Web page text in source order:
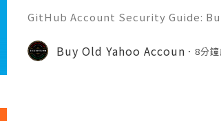
GitHub Account Security Guide:
d's leading platforms for
ration. Millions of develo
Buy Old Yahoo Accoun 8分